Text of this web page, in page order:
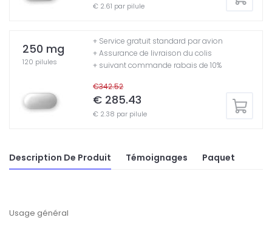
€ 2.61 par pilule
250 mg
120 pilules
€342.52
€ 285.43
€ 2.38 par pilule
+ Service gratuit standard par avion
+ Assurance de livraison du colis
+ suivant commande rabais de 10%
Description De Produit Témoignages Paquet
Usage général